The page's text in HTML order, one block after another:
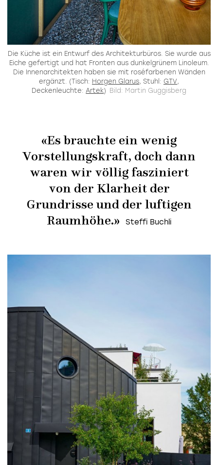
Die Küche ist ein Entwurf des Architekturbüros. Sie wurde aus
Eiche gefertigt und hat Fronten aus dunkelgrünem Linoleum.
Die Innenarchitekten haben sie mit roséfarbenen Wänden
ergänzt. (Tisch: Horgen Glarus, Stuhl: GTV,
Deckenleuchte: Artek) Bild: Martin Guggisberg
«Es brauchte ein wenig
Vorstellungskraft, doch dann
waren wir völlig fasziniert
von der Klarheit der
Grundrisse und der luftigen
Raumhöhe.»